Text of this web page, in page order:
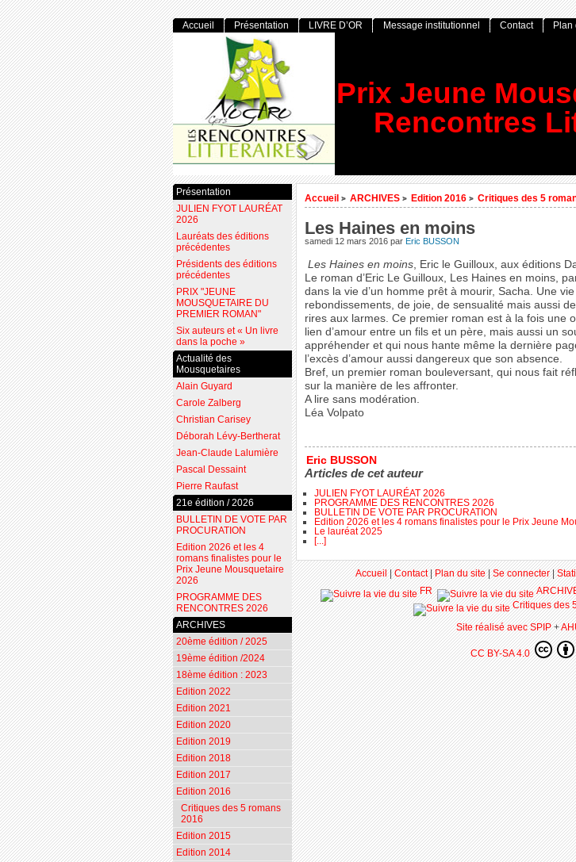
Prix Jeune
Rencontres
Accueil > ARCHIVES > Edition 2016 > Critiques des 5
Les Haines en moins
samedi 12 mars 2016 par Eric BUSSON
Les Haines en moins, Eric le Guilloux, aux éditions
Le roman d’Eric Le Guilloux, Les Haines en moins,
dans la vie d’un homme prêt à mourir, Sacha. Une
rebondissements, de joie, de sensualité mais aussi
rires aux larmes. Ce premier roman est à la fois une
lien d’amour entre un fils et un père, mais aussi un
appréhender et qui nous hante même la dernière
l’excès d’amour aussi dangereux que son absence.
Bref, un premier roman bouleversant, qui nous fait
sur la manière de les affronter.
A lire sans modération.
Léa Volpato
Eric BUSSON
Articles de cet auteur
JULIEN FYOT LAURÉAT 2026
PROGRAMME DES RENCONTRES 2026
BULLETIN DE VOTE PAR PROCURATION
Edition 2026 et les 4 romans finalistes pour le Prix Jeune
Le lauréat 2025
[...]
Accueil Présentation LIVRE D’OR Message institutionnel Contact Plan
Présentation
JULIEN FYOT LAURÉAT
2026
Lauréats des éditions
précédentes
Présidents des éditions
précédentes
PRIX "JEUNE
MOUSQUETAIRE DU
PREMIER ROMAN"
Six auteurs et « Un livre
dans la poche »
Actualité des
Mousquetaires
Alain Guyard
Carole Zalberg
Christian Carisey
Déborah Lévy-Bertherat
Jean-Claude Lalumière
Pascal Dessaint
Pierre Raufast
21e édition / 2026
BULLETIN DE VOTE PAR
PROCURATION
Edition 2026 et les 4
romans finalistes pour le
Prix Jeune Mousquetaire
2026
PROGRAMME DES
RENCONTRES 2026
ARCHIVES
20ème édition / 2025
19ème édition /2024
18ème édition : 2023
Edition 2022
Edition 2021
Edition 2020
Edition 2019
Edition 2018
Edition 2017
Edition 2016
Critiques des 5 romans
2016
Edition 2015
Edition 2014
Accueil|Contact|Plan du site|Se connecter|
FR
Critiques des
Site réalisé avec SPIP+
CC BY-SA 4.0